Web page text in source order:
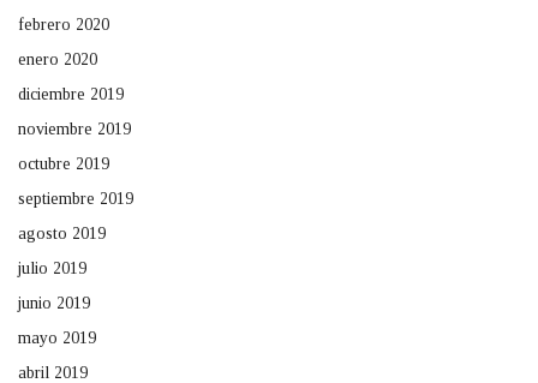
febrero 2020
enero 2020
diciembre 2019
noviembre 2019
octubre 2019
septiembre 2019
agosto 2019
julio 2019
junio 2019
mayo 2019
abril 2019